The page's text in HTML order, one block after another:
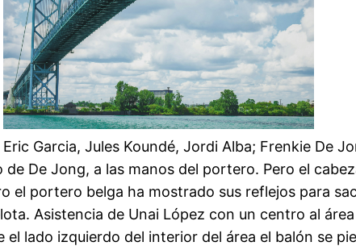
Garcia, Jules Koundé, Jordi Alba; Frenkie De
De Jong, a las manos del portero. Pero el
el portero belga ha mostrado sus reflejos para
Asistencia de Unai López con un centro al
el lado izquierdo del interior del área el balón se